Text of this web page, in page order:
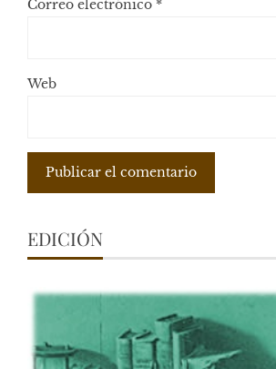
Correo electrónico *
Web
EDICIÓN